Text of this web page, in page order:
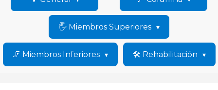
🖐️ Miembros Superiores
🦵 Miembros Inferiores 🛠️ Rehabilitación